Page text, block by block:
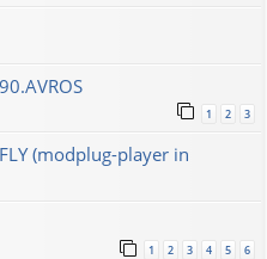
1 2 3
(modplug-player in
1 2 3 4 5 6